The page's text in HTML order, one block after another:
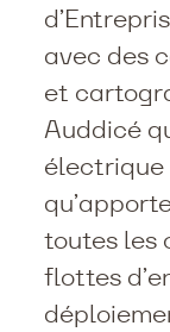
avec des
et
Auddicé
électrique
toutes les
flottes